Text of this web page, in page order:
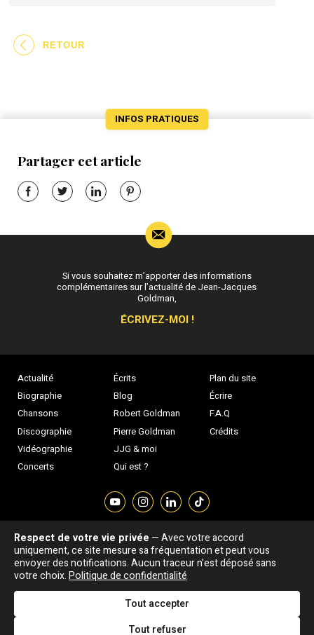
RETOUR
INFOS PRATIQUES
Partager cet article
Actualité
Biographie
Chansons
Discographie
Vidéographie
Concerts
Écrits
Blog
Robert Goldman
Pierre Goldman
JJG & moi
Qui est ?
Plan du site
Écrire
F.A.Q
Crédits
Si vous souhaitez m’apporter des informations
complémentaires sur l’actualité de Jean-Jacques
Goldman,
ÉCRIVEZ-MOI !
Association "Parler d'sa vie" © Depuis 1997 - Tous droits réservés |
Signaler une erreur |Confidentialité|Gestion des cookies|Dernière
mise à jour : 05/08/2026
DESIGNED &
DEVELOPED BY
Respect de votre vie privée — Avec votre accord
uniquement, ce site mesure sa fréquentation et peut vous
envoyer des notifications. Aucun traceur n’est déposé sans
votre choix.Politique de confidentialité
Tout accepter
Tout refuser